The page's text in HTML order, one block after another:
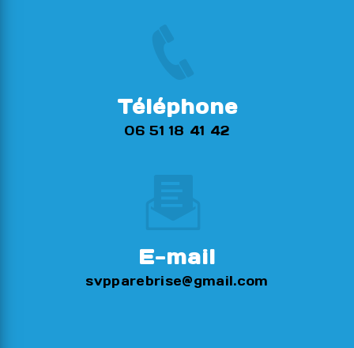
Téléphone
06 51 18 41 42
E-mail
svpparebrise@gmail.com